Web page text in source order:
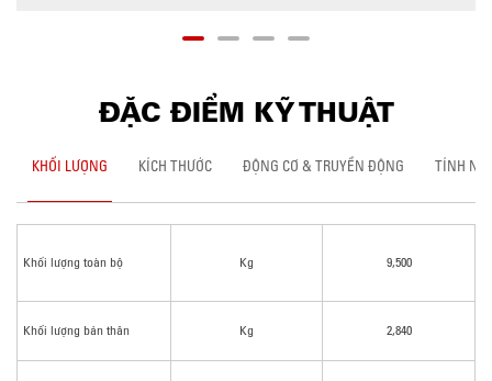
ĐẶC ĐIỂM KỸ THUẬT
KHỐI LƯỢNG KÍCH THƯỚC ĐỘNG CƠ & TRUYỀN ĐỘNG TÍNH
Khối lượng toàn bộ Kg 9,500
Khối lượng bản thân Kg 2,840